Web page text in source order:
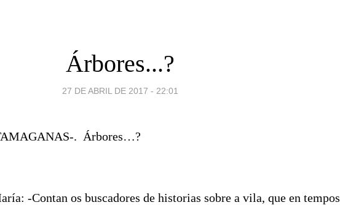
Árbores...?
27 DE ABRIL DE 2017 - 22:01
. Árbores…?
-Contan os buscadores de historias sobre a vila, que en tempos